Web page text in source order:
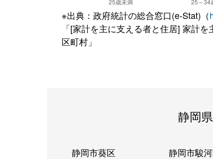
※出典：政府統計の総合窓口(e-Stat)（
「[家計を主に支える者と住居] 家計
区町村」
静岡
静岡市葵区 静岡市駿